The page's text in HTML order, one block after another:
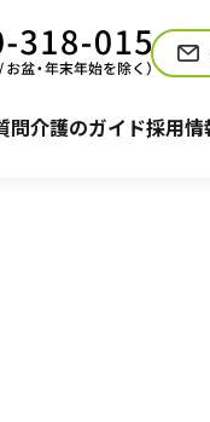
問介護のガイド
の声 介護
採用情